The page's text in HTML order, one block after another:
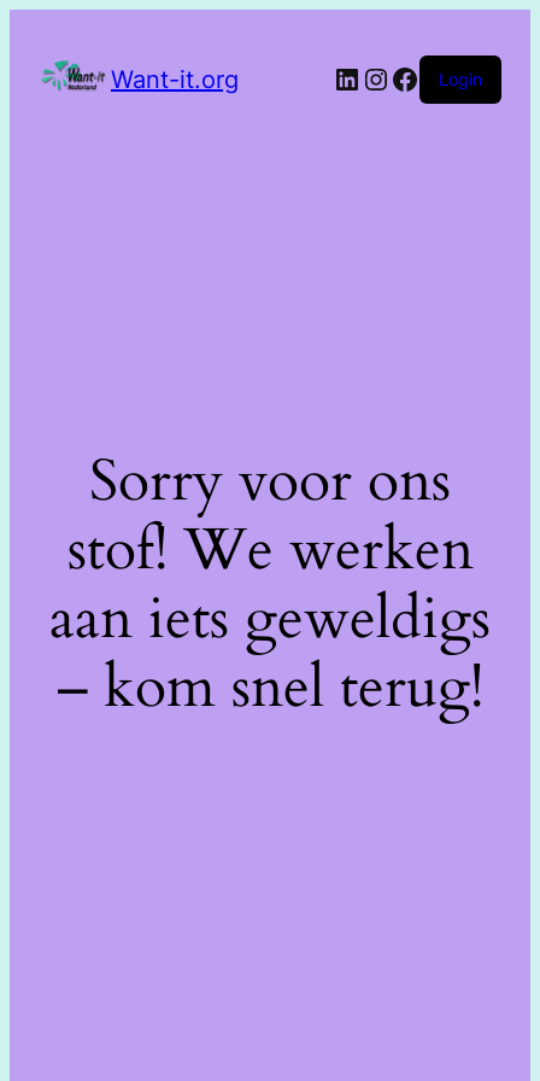
Want-it.org Login
Sorry voor ons
stof! We werken
aan iets geweldigs
– kom snel terug!